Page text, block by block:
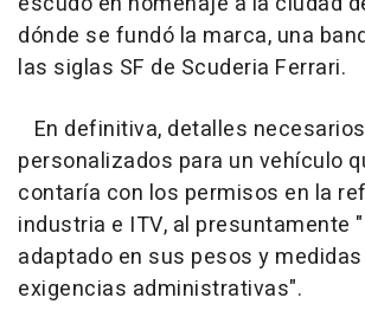
dónde se fundó la marca, una
las siglas SF de Scuderia Ferrari.
En definitiva, detalles
personalizados para un vehículo
contaría con los permisos en la
industria e ITV, al presuntamente
adaptado en sus pesos y
exigencias administrativas".